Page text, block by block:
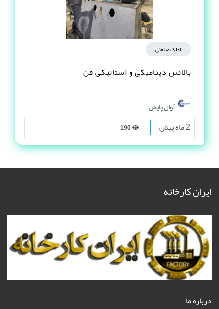
املاک صنعتی
بالانس دینامیکی و استاتیکی فن
آوان پایش
2 ماه پیش
ایران کارخانه
درباره ما